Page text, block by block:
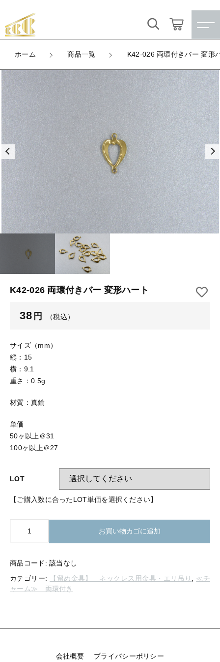
ホーム 商品一覧 K42-026 両環付きバー 変形
K42-026 両環付きバー 変形ハート
38 円 （税込）
サイズ（mm）
縦：15
横：9.1
重さ：0.5g
材質：真鍮
単価
50ヶ以上＠31
100ヶ以上＠27
LOT
【ご購入数に合ったLOT単価を選択ください】
環
き
バ
お買い物カゴに追加
商品コード:該当なし
カテゴリー:
【留め金具】 ネックレス用金具・エリ吊り , ≪チ
ャーム≫ 両環付き
会社概要 プライバシーポリシー
カートに商品を追加しました
LOT
数量
（税込）
ショッピングを続ける
カートを確認する
お気に入り
すべての商品
★訳ありアウトレット★
【メッキ付】 製品
【メッキ付】 ブローチ台
【はめこみパーツ】 銅板
【はめこみパーツ】 アルミ板
【はめこみパーツ】 アミ
【表金具】 皿・ミール皿
【表金具】 浅皿
【表金具】 透かしパーツ
【表金具】 平板
【表金具】 プレート
【留め金具】 ブローチピン
【留め金具】 丸カン・小判カン
【留め金具】 指輪
【留め金具】 クリップ・差込
【留め金具】 マスク用クリップ
【留め金具】 ネクタイピン
【留め金具】 蝶タック
【留め金具】 タイタック
【留め金具】 スライダー
すべて
★訳ありアウトレット★
【メッキ付】 製品
【メッキ付】 ブローチ台
【はめこみパーツ】 銅板
【はめこみパーツ】 アルミ板
【はめこみパーツ】 アミ
【表金具】 皿・ミール皿
【表金具】 浅皿
【表金具】 押皿・挽物
【留め金具】 丸カン・小判カン
【留め金具】 指輪
【留め金具】 イヤリング
【留め金具】 マスク用クリップ
こだわり検索
親カテゴリ
子カテゴリ
価格帯
～
在庫あり セール